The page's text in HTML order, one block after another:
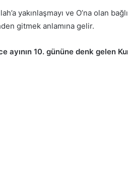
ve O’na olan
gitmek anlamına gelir.
ayının 10. gününe denk gelen